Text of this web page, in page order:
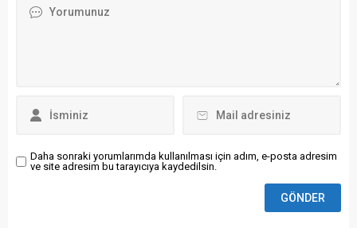
çocuk babası Ateş,
Daha sonraki yorumlarımda kullanılması için adım, e-posta adresim
ve site adresim bu tarayıcıya kaydedilsin.